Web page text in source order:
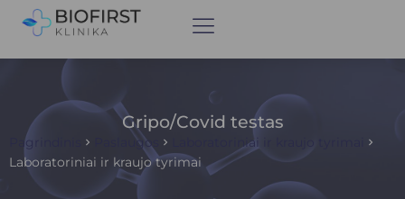
Gripo/Covid testas
Pagrindinis Paslaugos
Laboratoriniai ir kraujo tyrimai
Laboratoriniai ir kraujo tyrimai